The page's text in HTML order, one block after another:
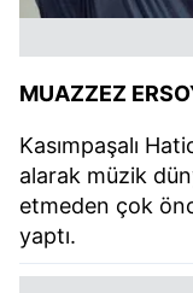
MUAZZEZ
Kasımpaşalı
alarak müzik
etmeden çok
yaptı.